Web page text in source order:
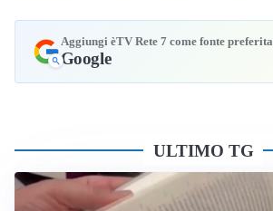
Aggiungi èTV Rete 7 come fonte preferita
Google
ULTIMO TG